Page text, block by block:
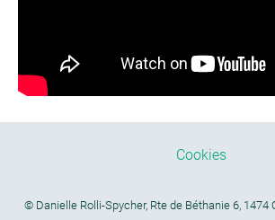
Cookies
© Danielle Rolli-Spycher, Rte de Béthanie 6, 1474